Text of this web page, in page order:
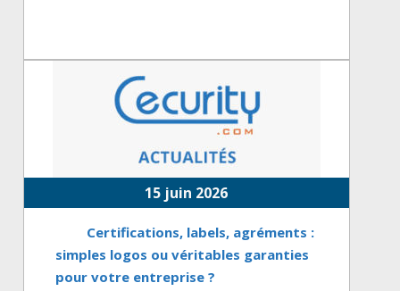
15 juin 2026
Certifications, labels, agréments :
simples logos ou véritables garanties
pour votre entreprise ?